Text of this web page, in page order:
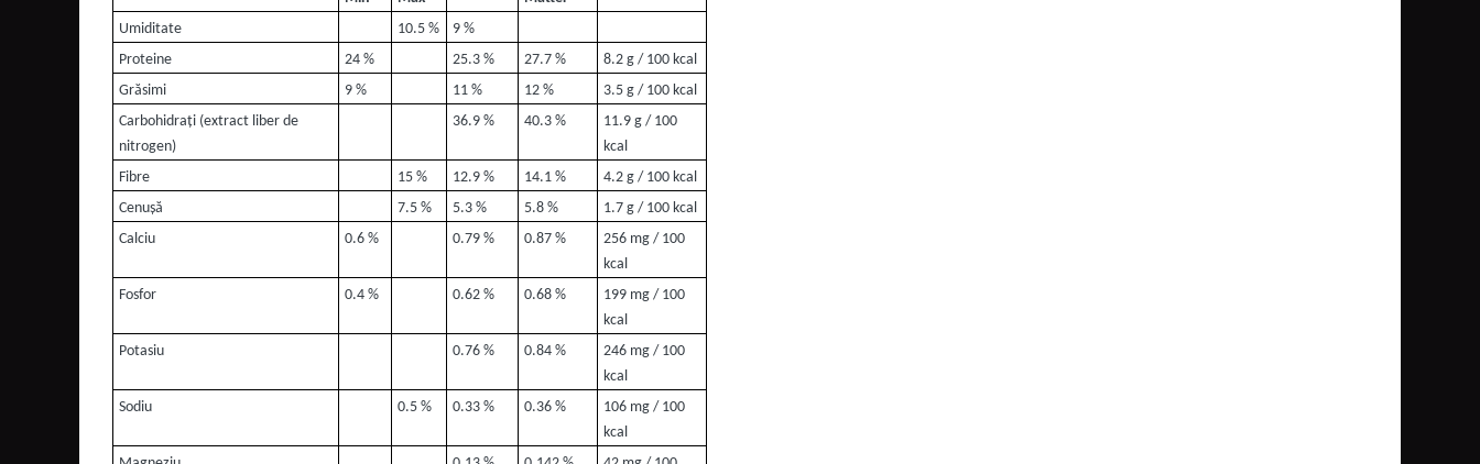
Umiditate 10.5 %
9 %
Proteine
24 % 25.3 % 27.7 %
8.2 g / 100 kcal
Grăsimi
9 % 11 % 12 %
3.5 g / 100 kcal
Carbohidrați (extract liber de
nitrogen)
36.9 % 40.3 %
11.9 g / 100
kcal
Fibre
15 % 12.9 % 14.1 %
4.2 g / 100 kcal
Cenușă
7.5 % 5.3 % 5.8 %
1.7 g / 100 kcal
Calciu
0.6 % 0.79 % 0.87 %
256 mg / 100
kcal
Fosfor
0.4 % 0.62 % 0.68 %
199 mg / 100
kcal
Potasiu
0.76 % 0.84 %
246 mg / 100
kcal
Sodiu
0.5 % 0.33 % 0.36 %
106 mg / 100
kcal